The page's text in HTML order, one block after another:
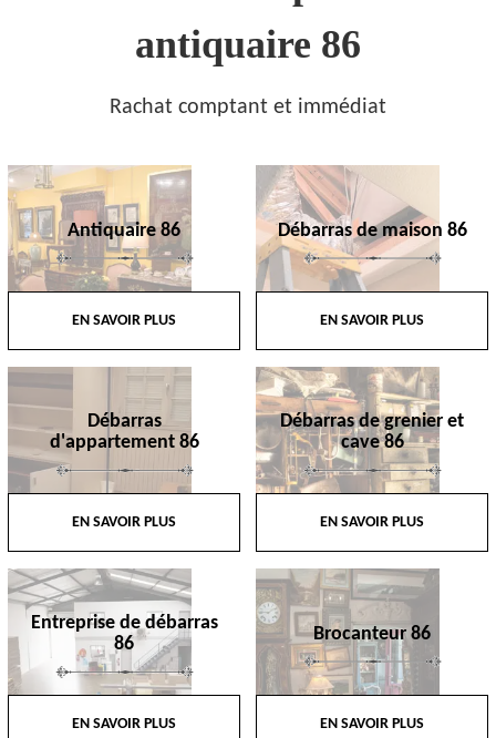
antiquaire 86
Rachat comptant et immédiat
Antiquaire 86
EN SAVOIR PLUS
Débarras de maison 86
EN SAVOIR PLUS
Débarras
d'appartement 86
EN SAVOIR PLUS
Débarras de grenier et
cave 86
EN SAVOIR PLUS
Entreprise de débarras
86
EN SAVOIR PLUS
Brocanteur 86
EN SAVOIR PLUS